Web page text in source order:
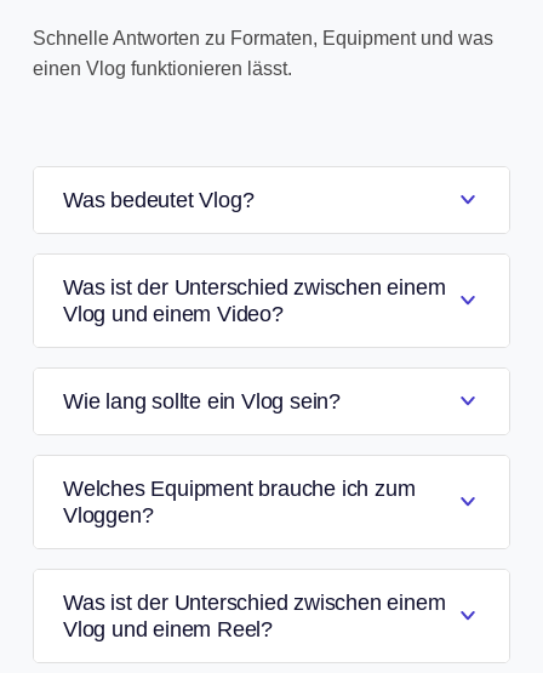
Schnelle Antworten zu Formaten, Equipment und was
einen Vlog funktionieren lässt.
Was bedeutet Vlog?
Was ist der Unterschied zwischen einem
Vlog und einem Video?
Wie lang sollte ein Vlog sein?
Welches Equipment brauche ich zum
Vloggen?
Was ist der Unterschied zwischen einem
Vlog und einem Reel?